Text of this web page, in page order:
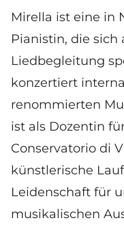
Mirella ist eine in
Pianistin, die
Liedbegleitung
konzertiert
renommierten
ist als Dozentin
Conservatorio di
künstlerische
Leidenschaft für
musikalischen